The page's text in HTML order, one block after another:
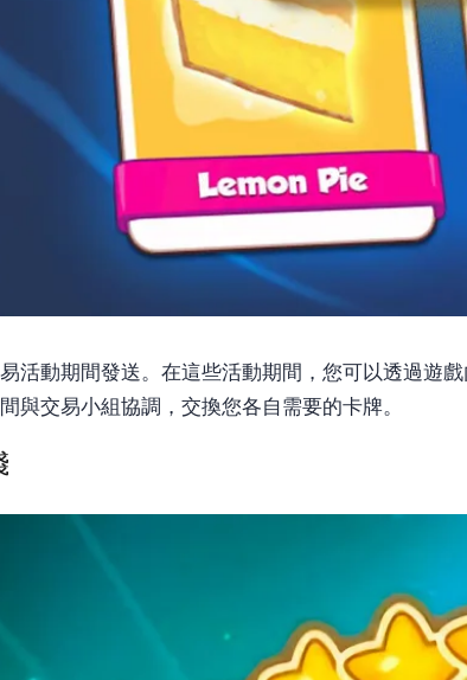
活動期間發送。在這些活動期間，您可以透過遊
與交易小組協調，交換您各自需要的卡牌。